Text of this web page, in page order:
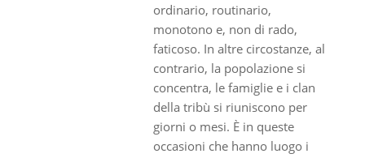
ordinario, routinario,
monotono e, non di rado,
faticoso. In altre circostanze, al
contrario, la popolazione si
concentra, le famiglie e i clan
della tribù si riuniscono per
giorni o mesi. È in queste
occasioni che hanno luogo i